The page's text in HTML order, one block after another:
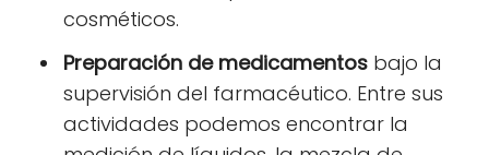
cosméticos.
Preparación de medicamentos bajo la
supervisión del farmacéutico. Entre sus
actividades podemos encontrar la